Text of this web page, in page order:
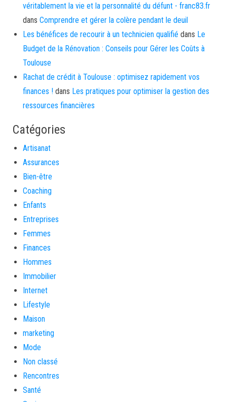
véritablement la vie et la personnalité du défunt - franc83.fr
dans Comprendre et gérer la colère pendant le deuil
Les bénéfices de recourir à un technicien qualifié dans Le
Budget de la Rénovation : Conseils pour Gérer les Coûts à
Toulouse
Rachat de crédit à Toulouse : optimisez rapidement vos
finances ! dans Les pratiques pour optimiser la gestion des
ressources financières
Catégories
Artisanat
Assurances
Bien-être
Coaching
Enfants
Entreprises
Femmes
Finances
Hommes
Immobilier
Internet
Lifestyle
Maison
marketing
Mode
Non classé
Rencontres
Santé